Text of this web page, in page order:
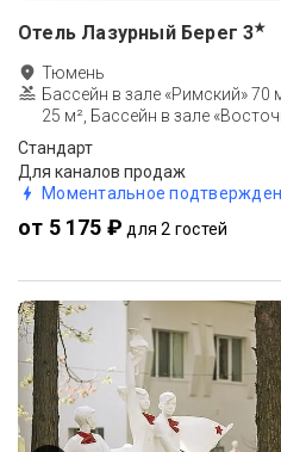
Отель Лазурный Берег 3★
Тюмень
Бассейн в зале «Римский» 70
25 м², Бассейн в зале
Стандарт
Для каналов продаж
Моментальное
от 5 175 ₽ для 2 гостей